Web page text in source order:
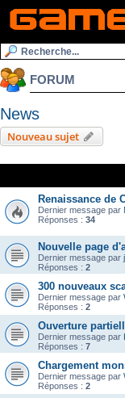
FORUM
News
Nouveau sujet
Renaissance de
Dernier message par
Réponses : 34
Nouvelle page
Dernier message par
Réponses : 2
300 nouveaux
Dernier message par
Réponses : 2
Ouverture
Dernier message par
Réponses : 7
Chargement
Dernier message par
Réponses : 2